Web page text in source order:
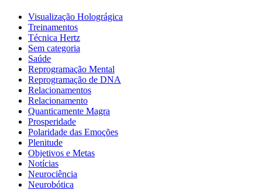
Visualização Holográgica
Treinamentos
Técnica Hertz
Sem categoria
Saúde
Reprogramação Mental
Reprogramação de DNA
Relacionamentos
Relacionamento
Quanticamente Magra
Prosperidade
Polaridade das Emoções
Plenitude
Objetivos e Metas
Notícias
Neurociência
Neurobótica